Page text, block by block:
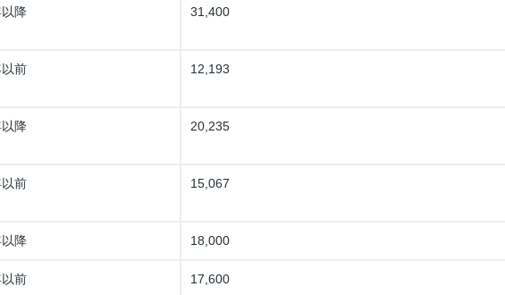
降 31,400
以前 12,193
降 20,235
以前 15,067
降 18,000
以前 17,600